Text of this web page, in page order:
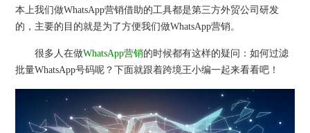
本上我们做WhatsApp营销借助的工具都是第三方外贸公司研发
的，主要的目的就是为了方便我们做WhatsApp营销。
很多人在做WhatsApp营销的时候都有这样的疑问：如何过滤
批量WhatsApp号码呢？下面就跟着跨境王小编一起来看看吧！